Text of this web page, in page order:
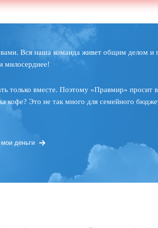
Вся наша команда живет общим делом и
милосерднее!
только вместе. Поэтому «Правмир» просит
кофе? Это не так много для семейного
деньги